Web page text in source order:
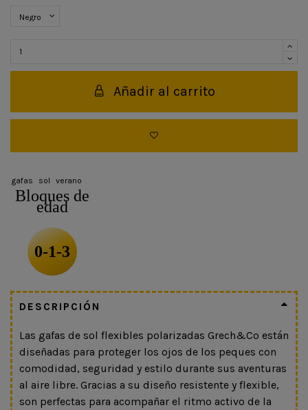
Añadir al carrito
gafas sol verano
Bloques de
edad
0-1-3
DESCRIPCIÓN
Las gafas de sol flexibles polarizadas Grech&Co están
diseñadas para proteger los ojos de los peques con
comodidad, seguridad y estilo durante sus aventuras
al aire libre. Gracias a su diseño resistente y flexible,
son perfectas para acompañar el ritmo activo de la